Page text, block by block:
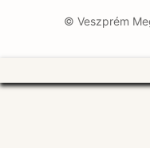
© Veszprém